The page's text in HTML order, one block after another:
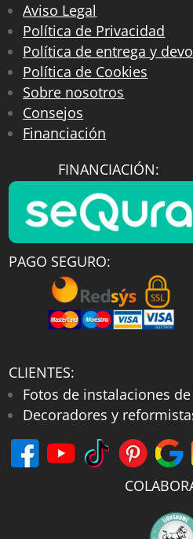
Aviso Legal
Política de Privacidad
Política de entrega y
Política de Cookies
Sobre nosotros
Consejos
Financiación
FINANCIACIÓN:
PAGO SEGURO:
CLIENTES:
Fotos de instalaciones
Decoradores y